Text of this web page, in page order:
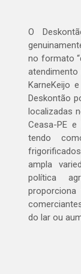
O
no formato
KarneKeijo
Deskontão
localizadas
Ceasa-PE e
tendo
ampla
política
do lar ou